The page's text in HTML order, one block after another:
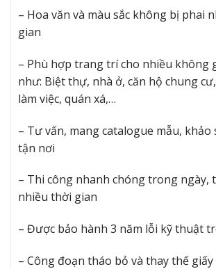
– Hoa văn và màu sắc không bị phai
gian
– Phù hợp trang trí cho nhiều không
như: Biệt thự, nhà ở, căn hộ chung
làm việc, quán xá,…
– Tư vấn, mang catalogue mẫu, khảo
tận nơi
– Thi công nhanh chóng trong ngày,
nhiều thời gian
– Được bảo hành 3 năm lỗi kỹ thuật
– Công đoạn tháo bỏ và thay thế